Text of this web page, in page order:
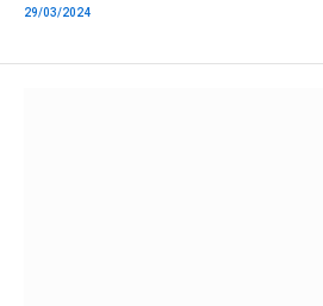
29/03/2024